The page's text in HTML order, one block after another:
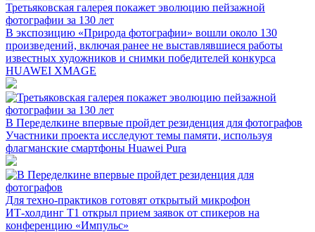
Третьяковская галерея покажет эволюцию пейзажной
фотографии за 130 лет
В экспозицию «Природа фотографии» вошли около 130
произведений, включая ранее не выставлявшиеся работы
известных художников и снимки победителей конкурса
HUAWEI XMAGE
В Переделкине впервые пройдет резиденция для фотографов
Участники проекта исследуют темы памяти, используя
флагманские смартфоны Huawei Pura
Для техно-практиков готовят открытый микрофон
ИТ-холдинг Т1 открыл прием заявок от спикеров на
конференцию «Импульс»